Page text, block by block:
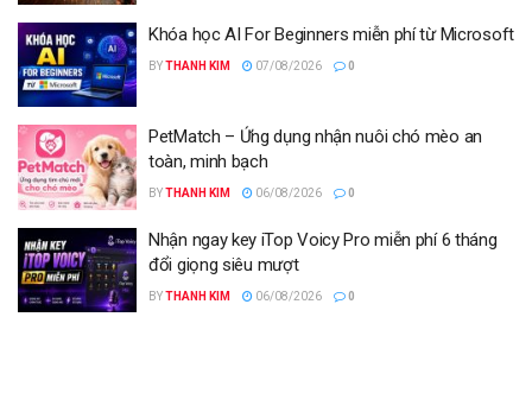
Khóa học AI For Beginners miễn phí từ Microsoft
BYTHANH KIM 07/08/2026 0
PetMatch – Ứng dụng nhận nuôi chó mèo an
toàn, minh bạch
BYTHANH KIM 06/08/2026 0
Nhận ngay key iTop Voicy Pro miễn phí 6 tháng
đổi giọng siêu mượt
BYTHANH KIM 06/08/2026 0